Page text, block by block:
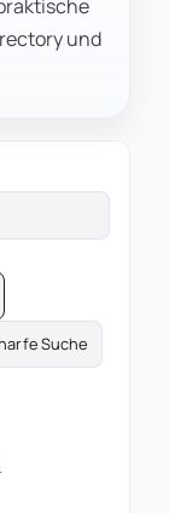
und
Suche